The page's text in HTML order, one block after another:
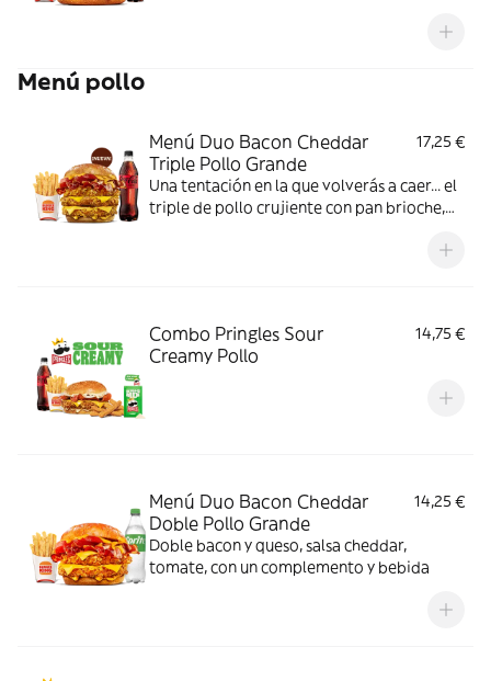
Menú pollo
Menú Duo Bacon Cheddar
Triple Pollo Grande
17,25 €
Una tentación en la que volverás a caer... el
triple de pollo crujiente con pan brioche,
crujientes lonchas de bacon, cebolla frita y
Combo Pringles Sour
Creamy Pollo
14,75 €
Menú Duo Bacon Cheddar
Doble Pollo Grande
14,25 €
Doble bacon y queso, salsa cheddar,
tomate, con un complemento y bebida